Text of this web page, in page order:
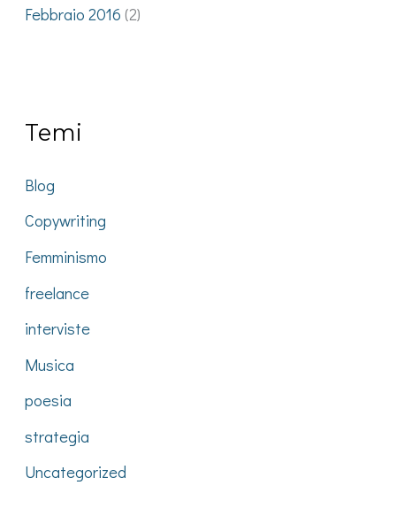
Febbraio 2016 (2)
Temi
Blog
Copywriting
Femminismo
freelance
interviste
Musica
poesia
strategia
Uncategorized